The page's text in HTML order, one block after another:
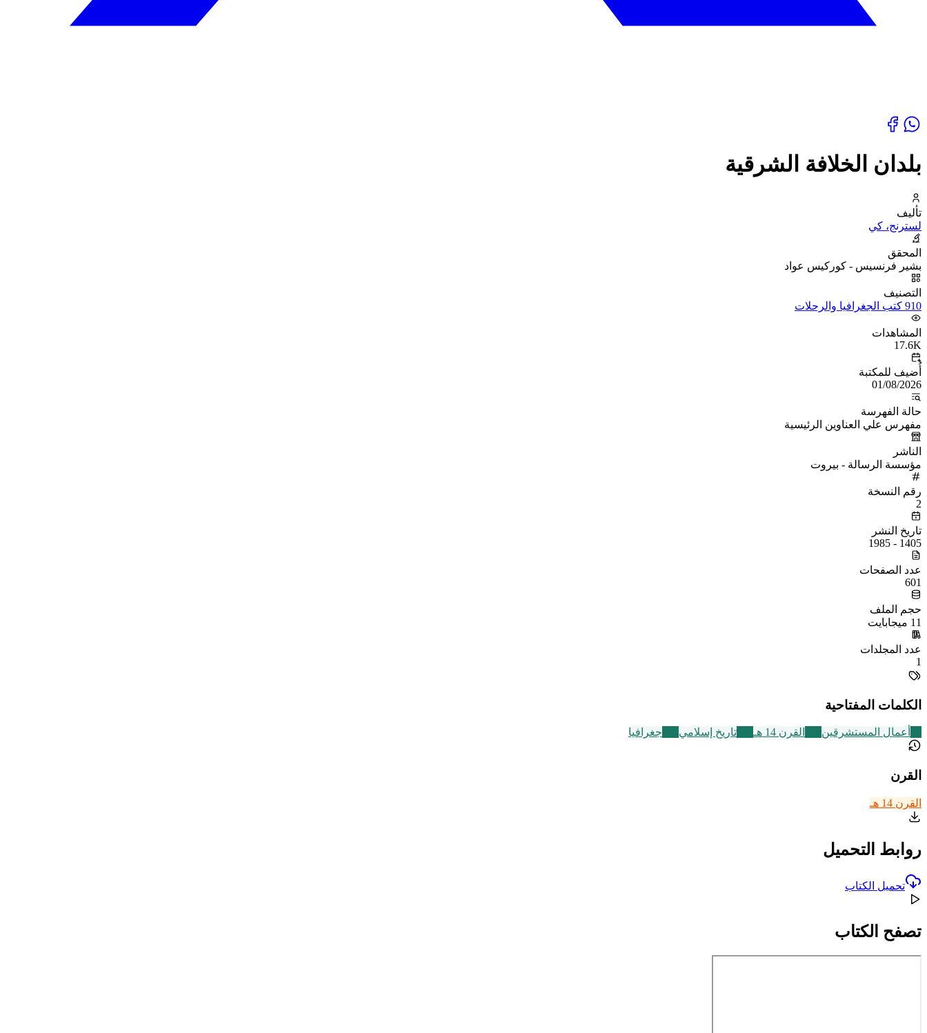
بلدان الخلافة الشرقية
تأليف
لسترنج، كي
المحقق
بشير فرنسيس - كوركيس عواد
التصنيف
910 كتب الجغرافيا والرحلات
المشاهدات
17.6K
أُضيف للمكتبة
01/08/2026
حالة الفهرسة
مفهرس علي العناوين الرئيسية
الناشر
مؤسسة الرسالة - بيروت
رقم النسخة
2
تاريخ النشر
1405 - 1985
عدد الصفحات
601
حجم الملف
11 ميجابايت
عدد المجلدات
1
الكلمات المفتاحية
أعمال المستشرقين القرن 14 هـ تاريخ إسلامي جغرافيا
القرن
القرن 14 هـ
روابط التحميل
تحميل الكتاب
تصفح الكتاب